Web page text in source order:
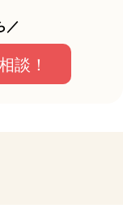
／
談！